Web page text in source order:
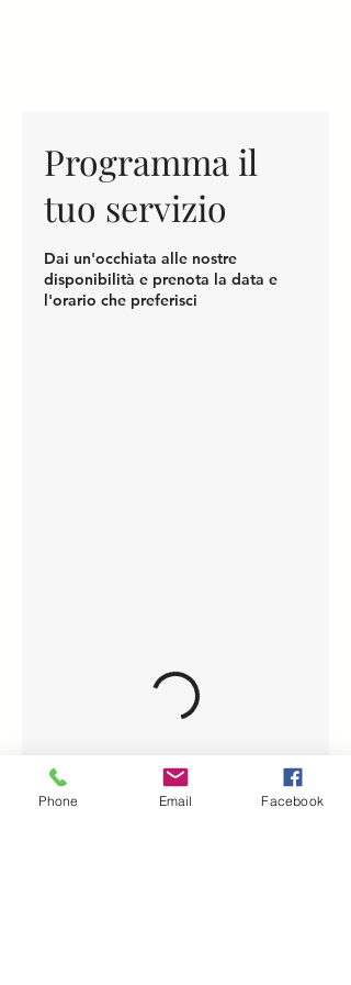
Programma il
tuo servizio
Dai un'occhiata alle nostre
disponibilità e prenota la data e
l'orario che preferisci
Phone Email Facebook